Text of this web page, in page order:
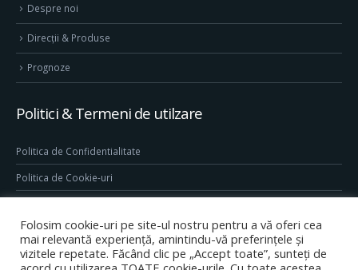
Despre noi
Direcţii & Produse
Prognoze
Politici & Termeni de utilzare
Politica de Confidentialitate
Politica de Cookie-uri
Conditii generale de utilizare site
Folosim cookie-uri pe site-ul nostru pentru a vă oferi cea
mai relevantă experiență, amintindu-vă preferințele și
vizitele repetate. Făcând clic pe „Accept toate”, sunteți de